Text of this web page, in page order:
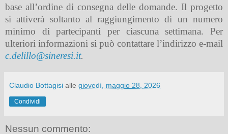
base all’ordine di consegna delle domande. Il progetto
si attiverà soltanto al raggiungimento di un numero
minimo di partecipanti per ciascuna settimana. Per
ulteriori informazioni si può contattare l’indirizzo e-mail
c.delillo@sineresi.it.
Claudio Bottagisi alle giovedì, maggio 28, 2026
Condividi
Nessun commento: